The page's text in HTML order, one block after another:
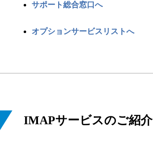
サポート総合窓口へ
オプションサービスリストへ
IMAPサービスのご紹介